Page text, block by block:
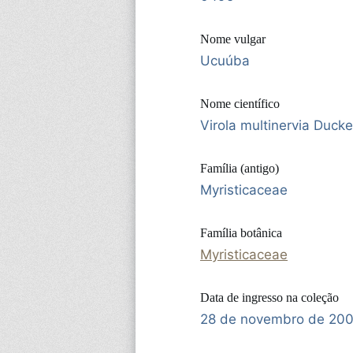
Nome vulgar
Ucuúba
Nome científico
Virola multinervia
Família (antigo)
Myristicaceae
Família botânica
Myristicaceae
Data de ingresso na coleção
28 de novembro de